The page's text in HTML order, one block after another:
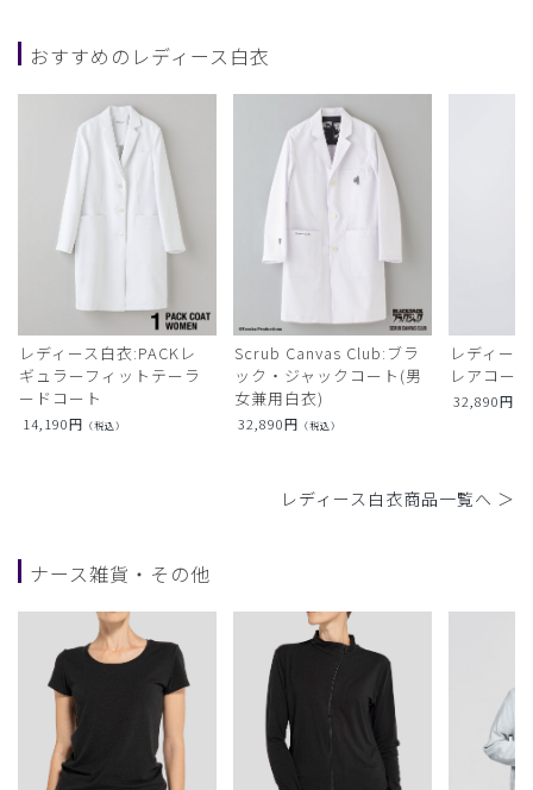
おすすめのレディース白衣
レディース白衣:PACKレ
ギュラーフィットテーラ
ードコート
14,190円 （税込）
Scrub Canvas Club:ブラ
ック・ジャックコート(男
女兼用白衣)
32,890円 （税込）
レディー
レアコート
32,890円
レディース白衣商品一覧へ ＞
ナース雑貨・その他